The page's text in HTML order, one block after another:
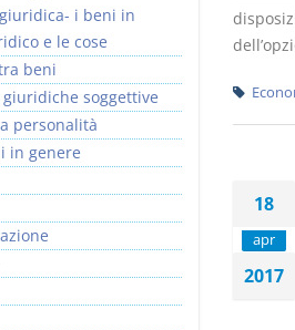
18
apr
2017
i beni in
e le cose
beni
soggettive
personalità
in genere